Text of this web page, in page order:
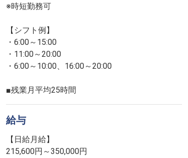
※時短勤務可
【シフト例】
・6:00～15:00
・11:00～20:00
・6:00～10:00、16:00～20:00
■残業月平均25時間
給与
【日給月給】
215,600円～350,000円